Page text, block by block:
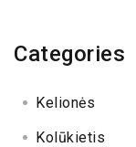
Categories
Kelionės
Kolūkietis